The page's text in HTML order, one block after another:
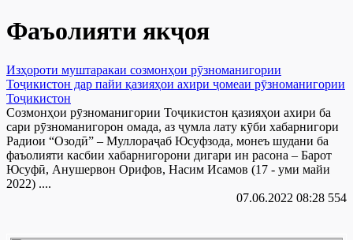
Фаъолияти якҷоя
Изҳороти муштаракаи созмонҳои рӯзноманигории
Тоҷикистон дар пайи қазияҳои ахири ҷомеаи рӯзноманигории
Тоҷикистон
Созмонҳои рӯзноманигории Тоҷикистон қазияҳои ахири ба
сари рӯзноманигорон омада, аз ҷумла лату кӯби хабарнигори
Радиои “Озодӣ” – Муллораҷаб Юсуфзода, монеъ шудани ба
фаъолияти касбии хабарнигорони дигари ин расона – Барот
Юсуфӣ, Анушервон Орифов, Насим Исамов (17 - уми майи
2022) ....
07.06.2022 08:28 554